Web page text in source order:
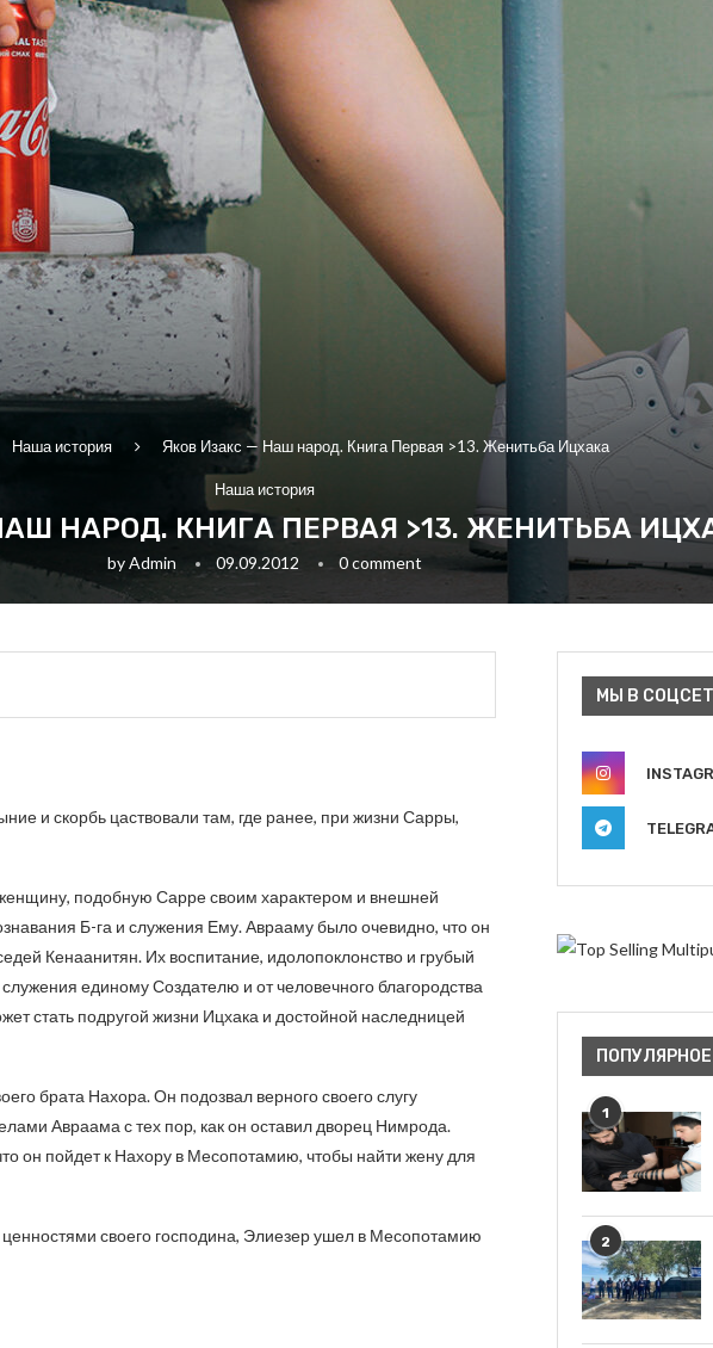
Наша история Яков Изакс — Наш народ. Книга Первая >13. Женитьба Ицхака
Наша история
НАРОД. КНИГА ПЕРВАЯ >13. ЖЕНИТЬБА
byAdmin 09.09.2012 0 comment
и скорбь цаствовали там, где ранее, при жизни Сарры,
подобную Сарре своим характером и внешней
Б-га и служения Ему. Аврааму было очевидно, что он
Кенаанитян. Их воспитание, идолопоклонство и грубый
единому Создателю и от человечного благородства
стать подругой жизни Ицхака и достойной наследницей
брата Нахора. Он подозвал верного своего слугу
Авраама с тех пор, как он оставил дворец Нимрода.
он пойдет к Нахору в Месопотамию, чтобы найти жену для
своего господина, Элиезер ушел в Месопотамию
МЫ В
ПОПУЛЯРНОЕ
1
2